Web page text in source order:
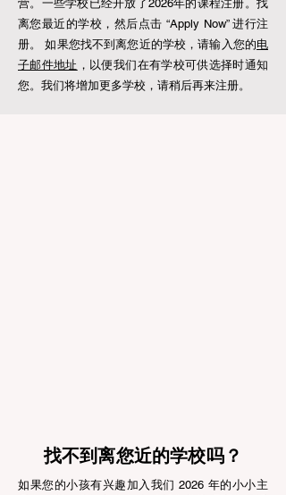
营。一些学校已经开放了2026年的课程注册。找
离您最近的学校，然后点击 “Apply Now” 进行注
册。 如果您找不到离您近的学校，请输入您的电
子邮件地址 ，以便我们在有学校可供选择时通知
您。我们将增加更多学校，请稍后再来注册。
找不到离您近的学校吗？
如果您的小孩有兴趣加入我们 2026 年的小小主